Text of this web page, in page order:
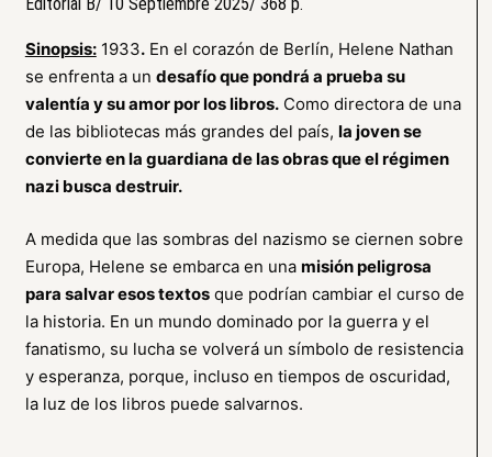
Sinopsis:1933.En el corazón de Berlín, Helene Nathan
se enfrenta a un desafío que pondrá a prueba su
valentía y su amor por los libros.Como directora de una
de las bibliotecas más grandes del país, la joven se
convierte en la guardiana de las obras que el régimen
nazi busca destruir.
A medida que las sombras del nazismo se ciernen sobre
Europa, Helene se embarca en una misión peligrosa
para salvar esos textosque podrían cambiar el curso de
la historia. En un mundo dominado por la guerra y el
fanatismo, su lucha se volverá un símbolo de resistencia
y esperanza, porque, incluso en tiempos de oscuridad,
la luz de los libros puede salvarnos.